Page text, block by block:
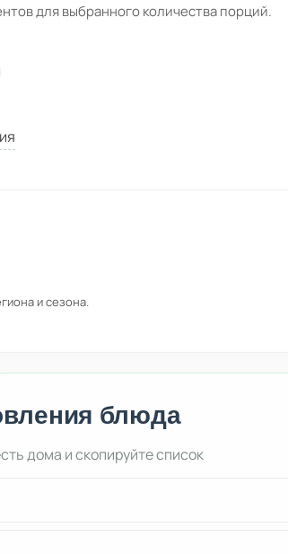
для выбранного количества порций.
и сезона.
блюда
дома и скопируйте список